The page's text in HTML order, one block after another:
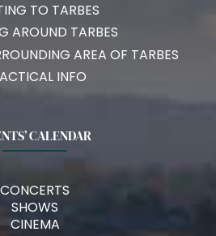
TO TARBES
AROUND TARBES
AREA OF TARBES
INFO
CALENDAR
CONCERTS
SHOWS
CINEMA